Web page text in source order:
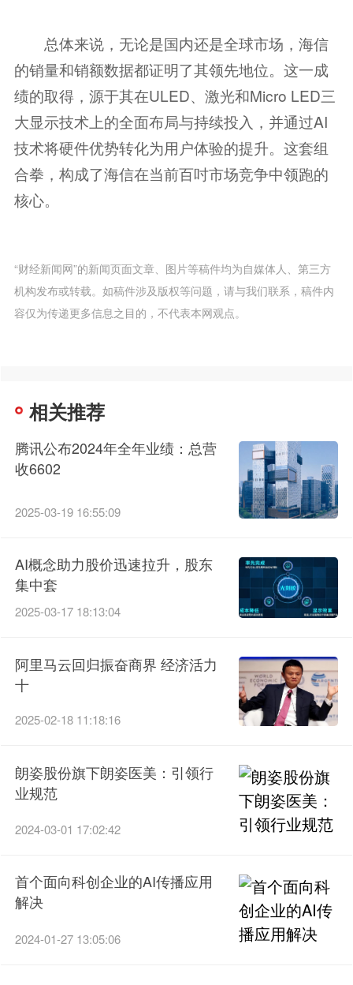
总体来说，无论是国内还是全球市场，海信
的销量和销额数据都证明了其领先地位。这一成
绩的取得，源于其在ULED、激光和Micro LED三
大显示技术上的全面布局与持续投入，并通过AI
技术将硬件优势转化为用户体验的提升。这套组
合拳，构成了海信在当前百吋市场竞争中领跑的
核心。
“财经新闻网”的新闻页面文章、图片等稿件均为自媒体人、第三方
机构发布或转载。如稿件涉及版权等问题，请与我们联系，稿件内
容仅为传递更多信息之目的，不代表本网观点。
相关推荐
腾讯公布2024年全年业绩：总营
收6602
2025-03-19 16:55:09
AI概念助力股价迅速拉升，股东
集中套
2025-03-17 18:13:04
阿里马云回归振奋商界 经济活力
十
2025-02-18 11:18:16
朗姿股份旗下朗姿医美：引领行
业规范
2024-03-01 17:02:42
首个面向科创企业的AI传播应用
解决
2024-01-27 13:05:06